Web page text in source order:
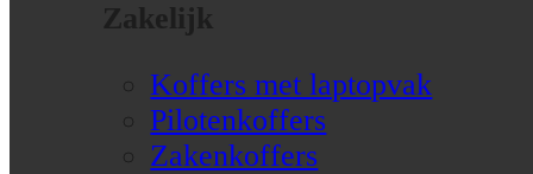
Zakelijk
Koffers met laptopvak
Pilotenkoffers
Zakenkoffers